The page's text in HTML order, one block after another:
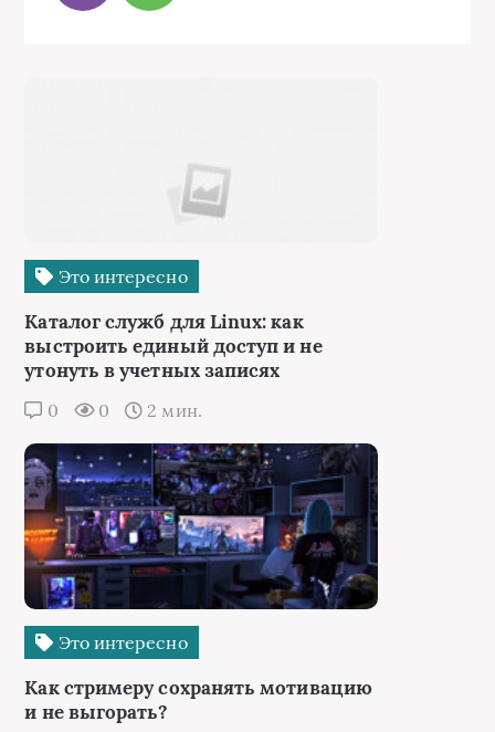
Это интересно
Каталог служб для Linux: как
выстроить единый доступ и не
утонуть в учетных записях
0 0 2 мин.
Это интересно
Как стримеру сохранять мотивацию
и не выгорать?